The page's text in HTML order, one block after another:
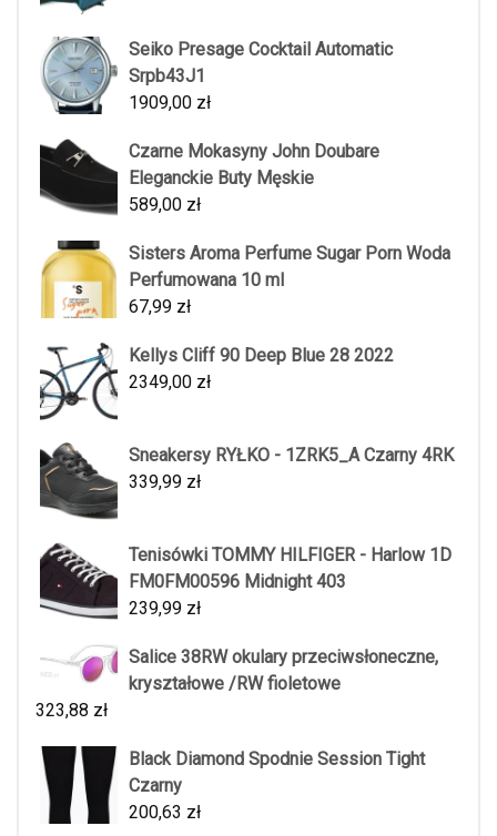
Seiko Presage Cocktail Automatic
Srpb43J1
1909,00 zł
Czarne Mokasyny John Doubare
Eleganckie Buty Męskie
589,00 zł
Sisters Aroma Perfume Sugar Porn Woda
Perfumowana 10 ml
67,99 zł
Kellys Cliff 90 Deep Blue 28 2022
2349,00 zł
Sneakersy RYŁKO - 1ZRK5_A Czarny 4RK
339,99 zł
Tenisówki TOMMY HILFIGER - Harlow 1D
FM0FM00596 Midnight 403
239,99 zł
Salice 38RW okulary przeciwsłoneczne,
kryształowe /RW fioletowe
323,88 zł
Black Diamond Spodnie Session Tight
Czarny
200,63 zł